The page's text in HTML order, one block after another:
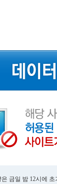
금일 밤 12시에